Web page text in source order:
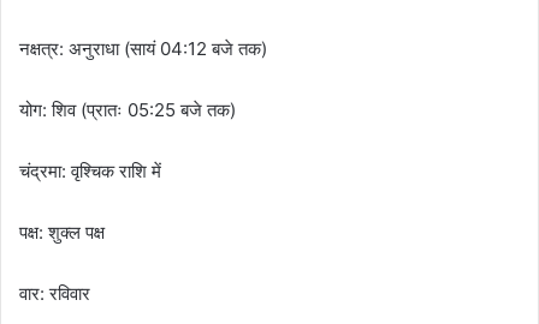
नक्षत्र: अनुराधा (सायं 04:12 बजे तक)
योग: शिव (प्रातः 05:25 बजे तक)
चंद्रमा: वृश्चिक राशि में
पक्ष: शुक्ल पक्ष
वार: रविवार